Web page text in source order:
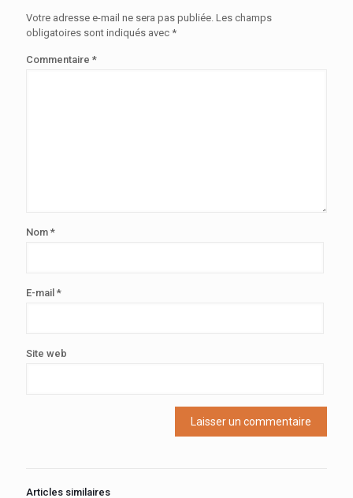
Votre adresse e-mail ne sera pas publiée. Les champs
obligatoires sont indiqués avec *
Commentaire *
Nom *
E-mail *
Site web
Articles similaires